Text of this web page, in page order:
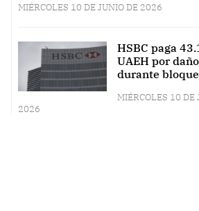
MIÉRCOLES 10 DE JUNIO DE 2026
HSBC paga
UAEH por
durante
MIÉRCOLES 10 DE
2026